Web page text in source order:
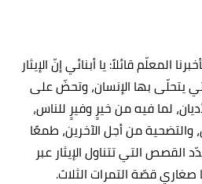
المعلّم قائلاً: يا أبنائي إنّ الإيثار
يتحلّى بها الإنسان، وتحضّ على
لما فيه من خيرٍ وفيرٍ للناس،
والتضحية من أجل الآخرين، طمعًا
التي تتناول الإيثار عبر
قصّة التمرات الثلاث.